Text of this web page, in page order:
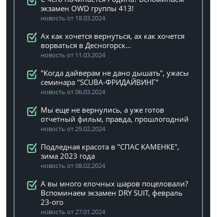
экзамен OWD группы 413!
новость от 18.03.2024
Ах как хочется вернуться, ах как хочется
ворваться в Десногорск…
новость от 11.03.2024
"Когда дайверам не дано дышать", ужасы
семинара "SCUBA-ФРИДАЙВИНГ"
новость от 06.03.2024
Мы еще не вернулись, а уже готов
отчетный фильм, правда, прошлогодний
новость от 29.02.2024
Подледная красота в "СПАС КАМЕНКЕ",
зима 2023 года
новость от 08.02.2024
А вы много елочных шаров поцеловали?
Вспоминаем экзамен DRY SUIT, февраль
23-ого
новость от 27.01.2024